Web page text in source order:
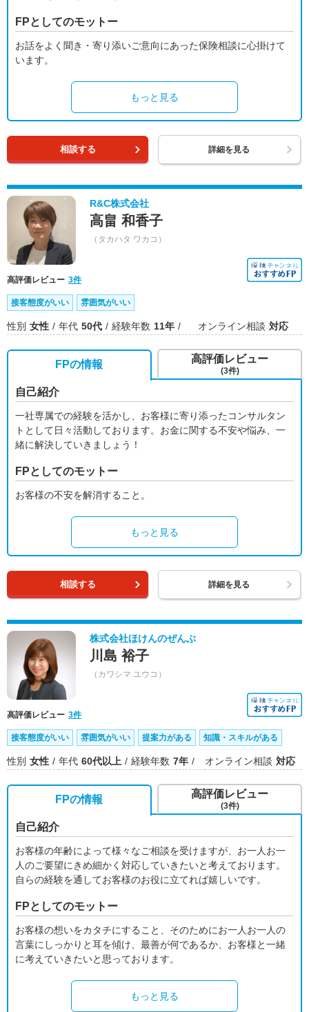
FPとしてのモットー
お話をよく聞き・寄り添いご意向にあった保険相談に心掛けて
います。
もっと見る
相談する 詳細を見る
R&C株式会社
高畠 和香子
（タカハタ ワカコ）
高評価レビュー 3件
接客態度がいい 雰囲気がいい
性別 女性 年代 50代 経験年数 11年 オンライン相談 対応
FPの情報
自己紹介
一社専属での経験を活かし、お客様に寄り添ったコンサルタン
トとして日々活動しております。お金に関する不安や悩み、一
緒に解決していきましょう！
FPとしてのモットー
お客様の不安を解消すること。
もっと見る
高評価レビュー
(3件)
相談する 詳細を見る
株式会社ほけんのぜんぶ
川島 裕子
（カワシマ ユウコ）
高評価レビュー 3件
接客態度がいい 雰囲気がいい 提案力がある 知識・スキルがある
性別 女性 年代 60代以上 経験年数 7年 オンライン相談 対応
FPの情報
自己紹介
お客様の年齢によって様々なご相談を受けますが、お一人お一
人のご要望にきめ細かく対応していきたいと考えております。
自らの経験を通してお客様のお役に立てれば嬉しいです。
FPとしてのモットー
お客様の想いをカタチにすること、そのためにお一人お一人の
言葉にしっかりと耳を傾け、最善が何であるか、お客様と一緒
に考えていきたいと思っております。
もっと見る
高評価レビュー
(3件)